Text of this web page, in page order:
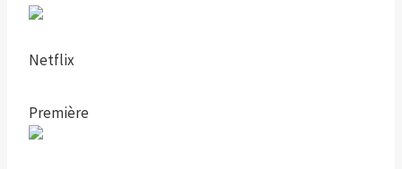
Netflix
Première